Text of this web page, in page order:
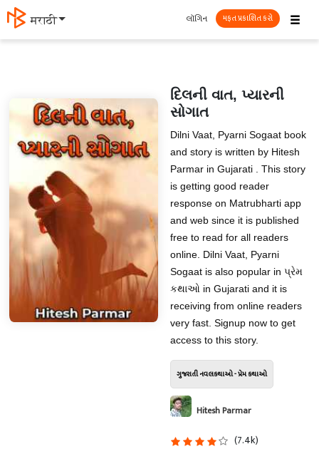
मराठी ☰
લૉગિન મફત પ્રકાશિત કરો
દિલની વાત, પ્યારની
સોગાત
Dilni Vaat, Pyarni Sogaat book
and story is written by Hitesh
Parmar in Gujarati . This story
is getting good reader
response on Matrubharti app
and web since it is published
free to read for all readers
online. Dilni Vaat, Pyarni
Sogaat is also popular in પ્રેમ
કથાઓ in Gujarati and it is
receiving from online readers
very fast. Signup now to get
access to this story.
ગુજરાતી નવલકથાઓ - પ્રેમ કથાઓ
Hitesh Parmar
(7.4k)